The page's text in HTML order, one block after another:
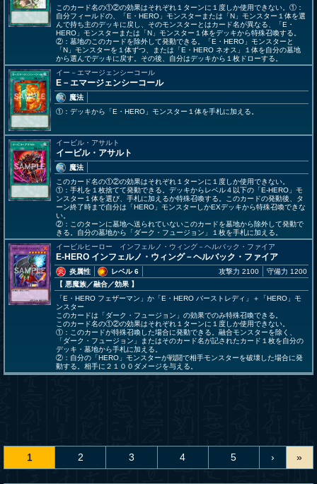
このカード名の①②の効果はそれぞれ１ターンに１度しか使用できない。①：
自分フィールドの、「E・HERO」モンスターまたは「N」モンスター１体を選
んで持ち主のデッキに戻し、そのモンスターとはカード名が異なる、「E・
HERO」モンスターまたは「N」モンスター１体をデッキから特殊召喚する。
②：墓地のこのカードを除外して発動できる。「E・HERO」モンスターと
「N」モンスターを１体ずつ、または「E・HERO ネオス」１体を自分の墓地
から選んでデッキに戻す。その後、自分はデッキから１枚ドローする。
イー－エマージェンシーコール
E－エマージェンシーコール
魔法
①：デッキから「E・HERO」モンスター１体を手札に加える。
イービル・アサルト
イービル・アサルト
魔法
このカード名の①②の効果はそれぞれ１ターンに１度しか使用できない。
①：手札を１枚捨てて発動できる。デッキからレベル４以下の「E-HERO」モ
ンスター１体を選び、手札に加えるか特殊召喚する。このカードの発動後、タ
ーン終了時まで自分は「HERO」モンスターしかEXデッキから特殊召喚できな
い。
②：このターンに墓地へ送られていないこのカードを墓地から除外して発動で
きる。自分の墓地から「ダーク・フュージョン」１枚を手札に加える。
イービルヒーロー インフェルノ・ウィング－ヘルバック・ファイア
E-HERO インフェルノ・ウィング－ヘルバック・ファイア
炎属性
レベル 6
【 悪魔族／融合／効果 】
攻撃力 2100 守備力 1200
「E・HERO フェザーマン」か「E・HERO バーストレディ」＋「HERO」モ
ンスター
このカードは「ダーク・フュージョン」の効果でのみ特殊召喚できる。
このカード名の①②の効果はそれぞれ１ターンに１度しか使用できない。
①：このカードが特殊召喚した場合に発動できる。融合モンスターを除く、
「ダーク・フュージョン」またはそのカード名が記されたカード１枚を自分の
デッキ・墓地から手札に加える。
②：自分の「HERO」モンスターが戦闘で相手モンスターを破壊した場合に発
動する。相手に２１００ダメージを与える。
1 2 3 4 5 › »